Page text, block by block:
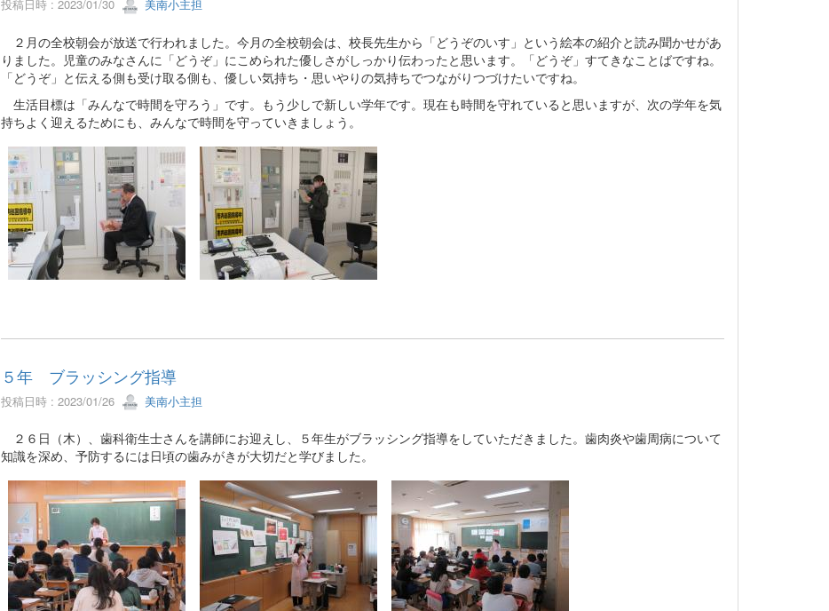
投稿日時 : 2023/01/30 美南小主担
２月の全校朝会が放送で行われました。今月の全校朝会は、校長先生から「どうぞのいす」という絵本の紹介と読み聞かせがあ
りました。児童のみなさんに「どうぞ」にこめられた優しさがしっかり伝わったと思います。「どうぞ」すてきなことばですね。
「どうぞ」と伝える側も受け取る側も、優しい気持ち・思いやりの気持ちでつながりつづけたいですね。
生活目標は「みんなで時間を守ろう」です。もう少しで新しい学年です。現在も時間を守れていると思いますが、次の学年を気
持ちよく迎えるためにも、みんなで時間を守っていきましょう。
５年 ブラッシング指導
投稿日時 : 2023/01/26 美南小主担
２６日（木）、歯科衛生士さんを講師にお迎えし、５年生がブラッシング指導をしていただきました。歯肉炎や歯周病について
知識を深め、予防するには日頃の歯みがきが大切だと学びました。